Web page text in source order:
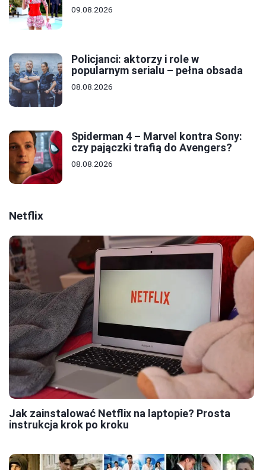
09.08.2026
Policjanci: aktorzy i role w
popularnym serialu – pełna obsada
08.08.2026
Spiderman 4 – Marvel kontra Sony:
czy pajączki trafią do Avengers?
08.08.2026
Netflix
Jak zainstalować Netflix na laptopie? Prosta
instrukcja krok po kroku